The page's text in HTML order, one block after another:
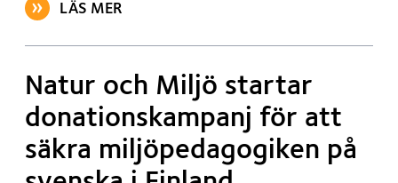
LÄS MER
OM ARTIKELN: JONAS HEIKKILÄ NY
Natur och Miljö startar
donationskampanj för att
säkra miljöpedagogiken på